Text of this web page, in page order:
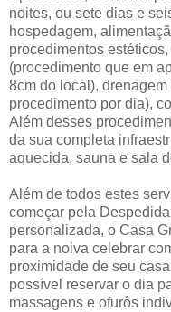
noites, ou sete dias e
hospedagem,
procedimentos
(procedimento que em
8cm do local),
procedimento por dia),
Além desses
da sua completa
aquecida, sauna e sala
Além de todos estes
começar pela
personalizada, o Casa
para a noiva celebrar
proximidade de seu
possível reservar o dia
massagens e ofurôs